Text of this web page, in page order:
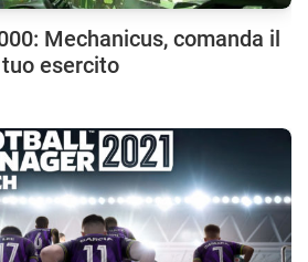
Mechanicus, comanda il
tuo esercito